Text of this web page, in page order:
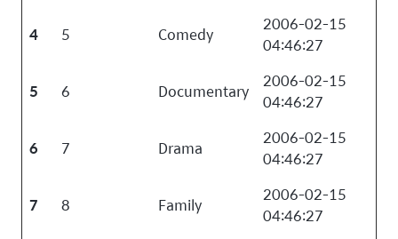
4 5 Comedy
2006-02-15
04:46:27
5 6 Documentary
2006-02-15
04:46:27
6 7 Drama
2006-02-15
04:46:27
7 8 Family
2006-02-15
04:46:27